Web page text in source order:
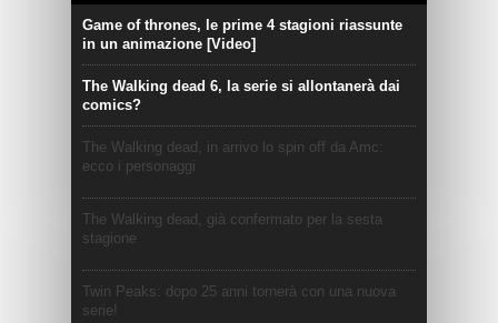
Game of thrones, le prime 4 stagioni riassunte
in un animazione [Video]
The Walking dead 6, la serie si allontanerà dai
comics?
The Walking dead, in arrivo lo spin off da Amc:
ecco i personaggi
The Walking dead, già confermato per la sesta
stagione
Twin Peaks: dopo 25 anni tornerà con una nuova
serie!